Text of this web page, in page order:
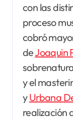
con las
proceso
cobró
deJoaquin
y el
yUrbana
realización